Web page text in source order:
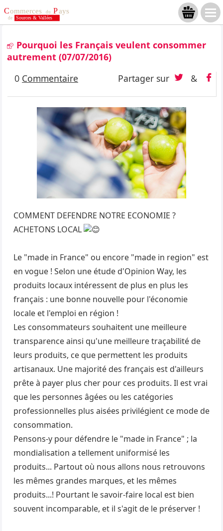
Pourquoi les Français veulent consommer
autrement (07/07/2016)
0 Commentaire Partager sur &
COMMENT DEFENDRE NOTRE ECONOMIE ?
ACHETONS LOCAL
Le "made in France" ou encore "made in region" est
en vogue ! Selon une étude d'Opinion Way, les
produits locaux intéressent de plus en plus les
français : une bonne nouvelle pour l'économie
locale et l'emploi en région !
Les consommateurs souhaitent une meilleure
transparence ainsi qu'une meilleure traçabilité de
leurs produits, ce que permettent les produits
artisanaux. Une majorité des français est d'ailleurs
prête à payer plus cher pour ces produits. Il est vrai
que les personnes âgées ou les catégories
professionnelles plus aisées privilégient ce mode de
consommation.
Pensons-y pour défendre le "made in France" ; la
mondialisation a tellement uniformisé les
produits... Partout où nous allons nous retrouvons
les mêmes grandes marques, et les mêmes
produits...! Pourtant le savoir-faire local est bien
souvent incomparable, et il s'agit de le préserver !